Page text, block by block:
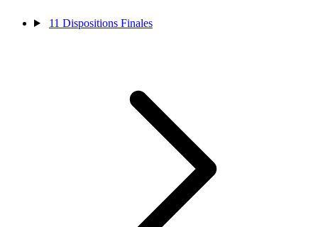
11 Dispositions Finales